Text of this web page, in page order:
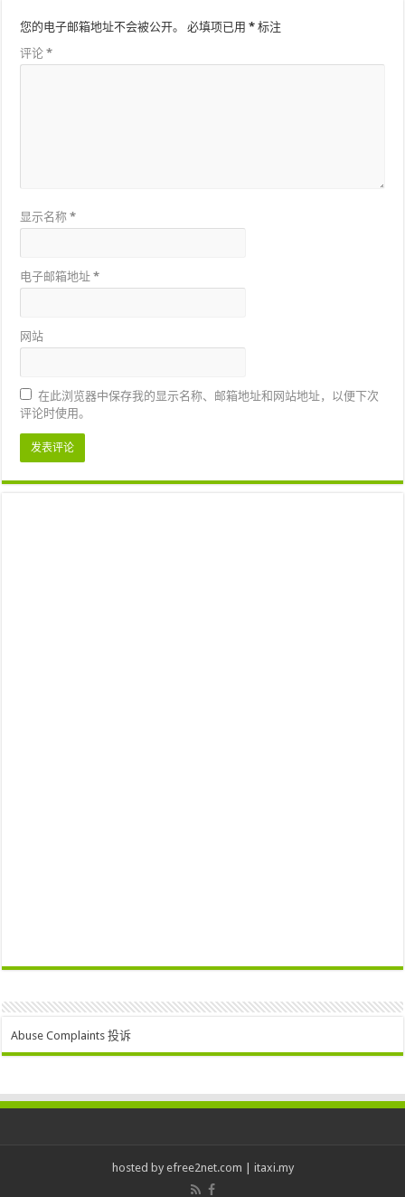
您的电子邮箱地址不会被公开。 必填项已用* 标注
评论*
显示名称*
电子邮箱地址*
网站
在此浏览器中保存我的显示名称、邮箱地址和网站地址，以便下次
评论时使用。
Abuse Complaints 投诉
hosted by efree2net.com itaxi.my